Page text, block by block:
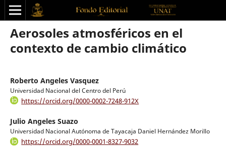
Aerosoles atmosféricos en el
contexto de cambio climático
Roberto Angeles Vasquez
Universidad Nacional del Centro del Perú
https://orcid.org/0000-0002-7248-912X
Julio Angeles Suazo
Universidad Nacional Autónoma de Tayacaja Daniel Hernández Morillo
https://orcid.org/0000-0001-8327-9032